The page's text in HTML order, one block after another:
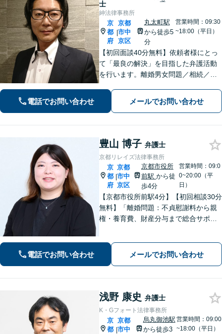
士
紳法律事務所
京
都
府
|
京都
市中
京区
丸太町駅
から徒歩5
分
営業時間：09:30
~18:00（平日）
【初回面談40分無料】依頼者様にとっ
て「最良の解決」を目指した弁護活動
を行います。離婚男女問題／相続／不
に対応しています【丸太町駅5分】
電話でお問い合わせ メールでお問い合わせ
豊山 博子 弁護士
京都リレイズ法律事務所
京
都
府
|
京都
市中
京区
京都市役所
前駅 から徒
歩4分
営業時間：09:0
0~20:00（平
日）
【京都市役所前駅4分】【初回相談30分
無料】「離婚問題：不貞慰謝料から親
権・養育費、財産分与まで総合サポー
えて諦める前に、まずはあなたのご希
望をお聞かせください【休日・夜間相
電話でお問い合わせ メールでお問い合わせ
浅野 康史 弁護士
K・Gフォート法律事務所
京
都 |
京都
市中
烏丸御池駅
から徒歩3
営業時間：09:00
~18:00（平日）